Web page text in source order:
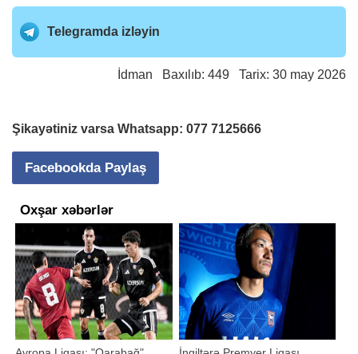
Telegramda izləyin
İdman Baxılıb: 449 Tarix: 30 may 2026
Şikayətiniz varsa Whatsapp: 077 7125666
Facebookda Paylaş
Oxşar xəbərlər